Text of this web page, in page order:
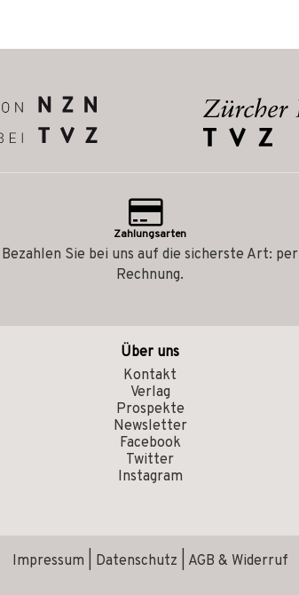
Zahlungsarten
Bezahlen Sie bei uns auf die sicherste Art: per
Rechnung.
Über uns
Kontakt
Verlag
Prospekte
Newsletter
Facebook
Twitter
Instagram
Impressum Datenschutz AGB & Widerruf